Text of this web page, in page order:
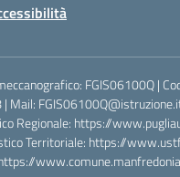
FGIS06100Q |
Regionale: https://
Territoriale: https://